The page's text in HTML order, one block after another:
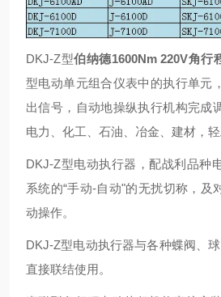
DKJ-Z型伯纳德1600Nm 220V角行
型电动单元组合仪表中的执行单元
出信号，自动地操纵执行机构完成
电力、化工、石油、冶金、建材，轻
DKJ-Z型电动执行器，配战利品种
系统的“手动-自动"的无扰切称，及
动操作。
DKJ-Z型电动执行器与各种蝶阀、
直接联结使用。